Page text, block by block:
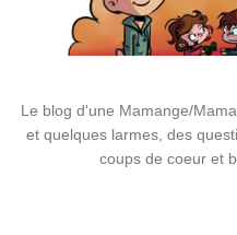
Le blog d'une Mamange/
et quelques larmes, des
coups de coeur et